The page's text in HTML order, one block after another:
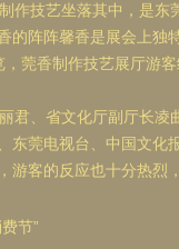
技艺坐落其中，是东
的阵阵馨香是展会上独
莞香制作技艺展厅游
、省文化厅副厅长凌
莞电视台、中国文化
客的反应也十分热烈
节”